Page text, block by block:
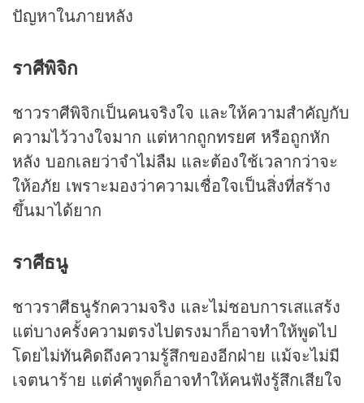
ปัญหาในภายหลัง
ราศีพิจิก
ชาวราศีพิจิกเป็นคนจริงใจ และให้ความสำคัญกับ
ความไว้วางใจมาก แต่หากถูกทรยศ หรือถูกหัก
หลัง บอกเลยว่าจำไม่ลืม และต้องใช้เวลากว่าจะ
ให้อภัย เพราะมองว่าความเชื่อใจเป็นสิ่งที่สร้าง
ขึ้นมาได้ยาก
ราศีธนู
ชาวราศีธนูรักความจริง และไม่ชอบการเสแสร้ง
แต่บางครั้งความตรงไปตรงมาก็อาจทำให้พูดไป
โดยไม่ทันคิดถึงความรู้สึกของอีกฝ่าย แม้จะไม่มี
เจตนาร้าย แต่คำพูดก็อาจทำให้คนฟังรู้สึกเสียใจ